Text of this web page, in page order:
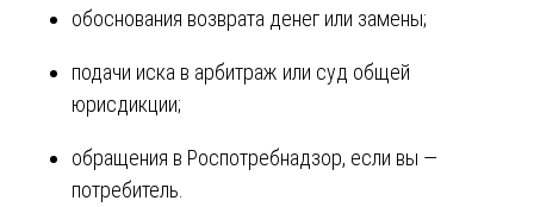
обоснования возврата денег или замены;
подачи иска в арбитраж или суд общей
юрисдикции;
обращения в Роспотребнадзор, если вы —
потребитель.